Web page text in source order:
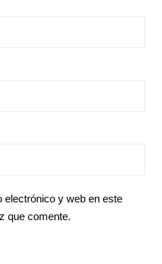
electrónico y web en este
que comente.